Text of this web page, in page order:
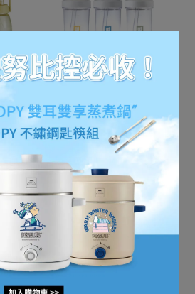
動瓶
【BLACK HAMMER】
ECOZEN隨行吸管搖搖杯
850ml-(附吸管+攪拌球)運
動水壺/乳清蛋白
NT$500
加入購物車